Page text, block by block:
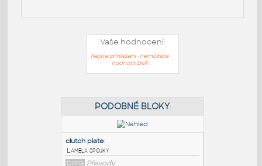
Vaše hodnocení:
Nejste přihlášeni - nemůžete
hodnotit blok